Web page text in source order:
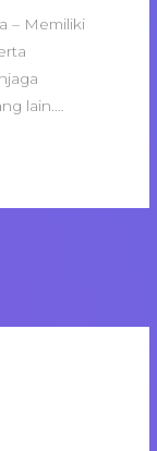
– Memiliki
lain.…